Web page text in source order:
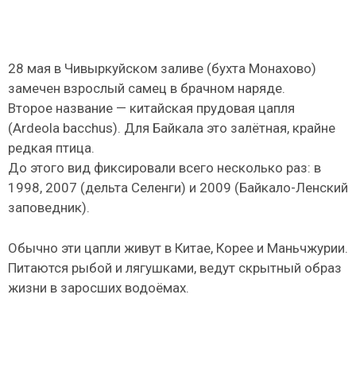
28 мая в Чивыркуйском заливе (бухта Монахово)
замечен взрослый самец в брачном наряде.
Второе название — китайская прудовая цапля
(Ardeola bacchus). Для Байкала это залётная, крайне
редкая птица.
До этого вид фиксировали всего несколько раз: в
1998, 2007 (дельта Селенги) и 2009 (Байкало-Ленский
заповедник).
Обычно эти цапли живут в Китае, Корее и Маньчжурии.
Питаются рыбой и лягушками, ведут скрытный образ
жизни в заросших водоёмах.